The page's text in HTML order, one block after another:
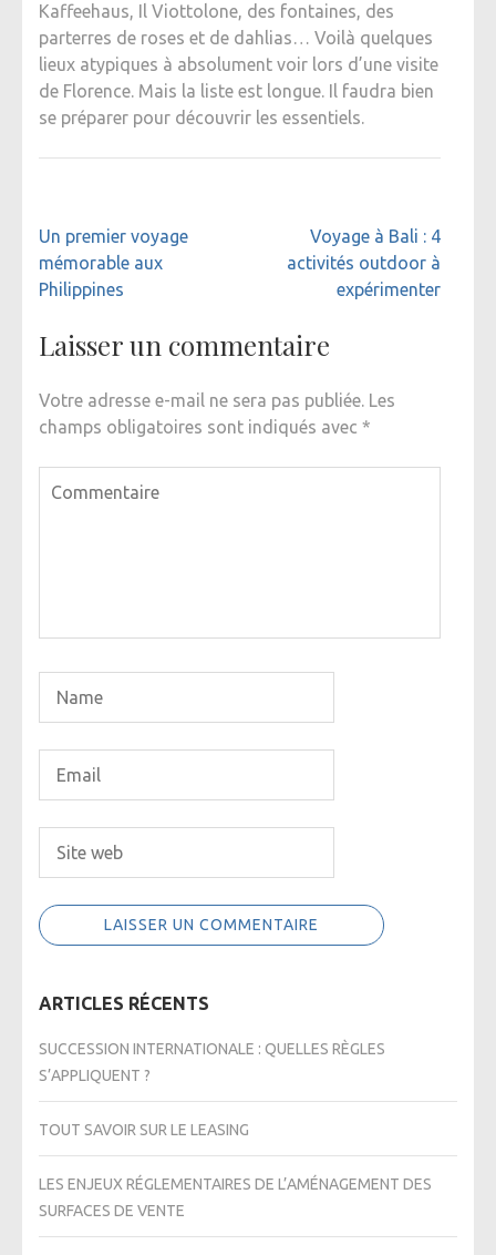
Kaffeehaus, Il Viottolone, des fontaines, des
parterres de roses et de dahlias… Voilà quelques
lieux atypiques à absolument voir lors d’une visite
de Florence. Mais la liste est longue. Il faudra bien
se préparer pour découvrir les essentiels.
Navigation
de
l’article
Un premier voyage
mémorable aux
Philippines
Voyage à Bali : 4
activités outdoor à
expérimenter
Laisser un commentaire
Votre adresse e-mail ne sera pas publiée. Les
champs obligatoires sont indiqués avec *
ARTICLES RÉCENTS
SUCCESSION INTERNATIONALE : QUELLES RÈGLES
S’APPLIQUENT ?
TOUT SAVOIR SUR LE LEASING
LES ENJEUX RÉGLEMENTAIRES DE L’AMÉNAGEMENT DES
SURFACES DE VENTE